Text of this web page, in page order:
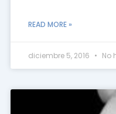
READ MORE »
diciembre 5, 2016 No